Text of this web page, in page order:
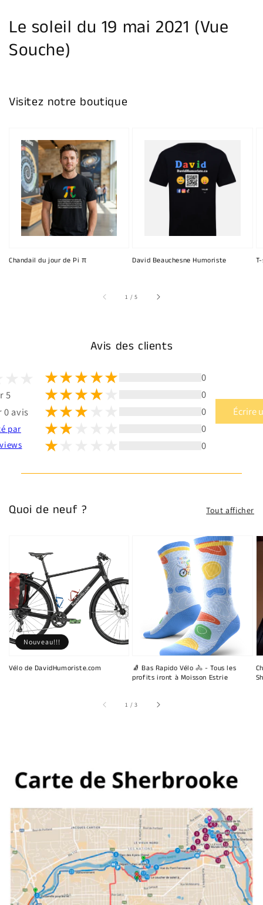
Le soleil du 19 mai 2021 (Vue
Souche)
Visitez notre boutique
Chandail du jour de Pi π David Beauchesne Humoriste
1 /sur
5
Avis des clients
5
0 avis
par
0
0
0
0
0
Écrire
Quoi de neuf ? Tout afficher
Vélo de DavidHumoriste.com
Nouveau!!!
🧦 Bas Rapido Vélo 🚴 - Tous les
profits iront à Moisson Estrie
1 /sur
3